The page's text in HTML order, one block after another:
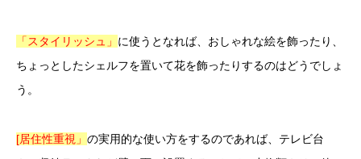
「スタイリッシュ」 に使うとなれば、おしゃれな絵を飾ったり、
ちょっとしたシェルフを置いて花を飾ったりするのはどうでしょ
う。
[居住性重視」 の実用的な使い方をするのであれば、テレビ台